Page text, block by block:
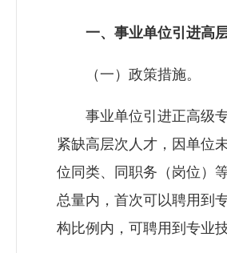
一、事业单位引进高
（一）政策措施。
事业单位引进正高级专
紧缺高层次人才，因单位
位同类、同职务（岗位）
总量内，首次可以聘用到
构比例内，可聘用到专业